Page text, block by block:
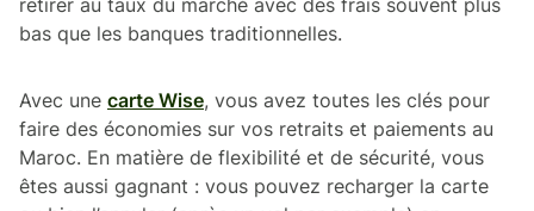
bas que les banques traditionnelles.
Avec une carte Wise, vous avez toutes les clés pour
faire des économies sur vos retraits et paiements au
Maroc. En matière de flexibilité et de sécurité, vous
êtes aussi gagnant : vous pouvez recharger la carte